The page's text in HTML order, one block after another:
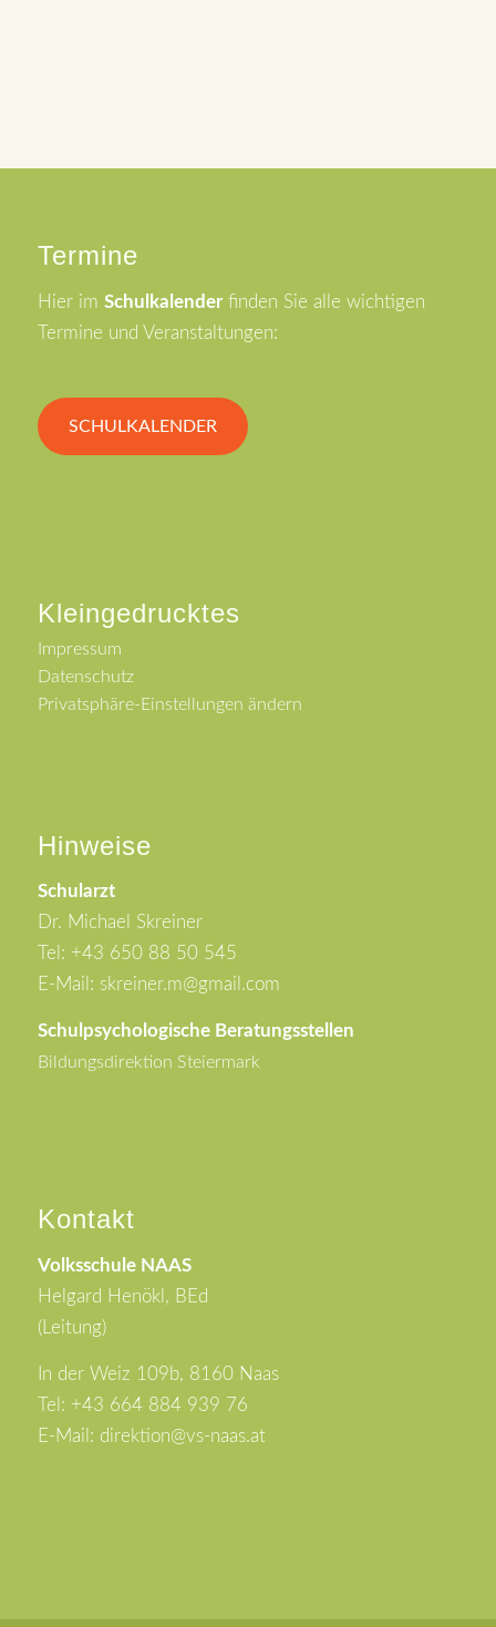
Termine
Hier im Schulkalenderfinden Sie alle wichtigen
Termine und Veranstaltungen:
SCHULKALENDER
Kleingedrucktes
Impressum
Datenschutz
Privatsphäre-Einstellungen ändern
Hinweise
Schularzt
Dr. Michael Skreiner
Tel: +43 650 88 50 545
E-Mail: skreiner.m@gmail.com
Schulpsychologische Beratungsstellen
Bildungsdirektion Steiermark
Kontakt
Volksschule NAAS
Helgard Henökl, BEd
(Leitung)
In der Weiz 109b, 8160 Naas
Tel: +43 664 884 939 76
E-Mail: direktion@vs-naas.at